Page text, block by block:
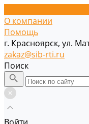
О компании
Помощь
г. Красноярск, ул.
zakaz@sib-rti.ru
Поиск